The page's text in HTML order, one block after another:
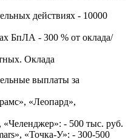
действиях - 10000
БпЛА - 300 % от оклада/
Оклада
выплаты за
«Леопард»,
- 500 тыс. руб.
«Точка-У»: - 300-500